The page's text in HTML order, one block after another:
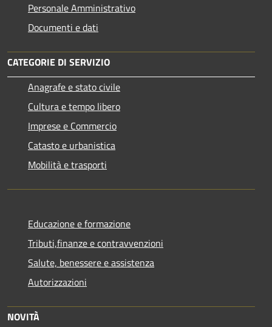
Personale Amministrativo
Documenti e dati
CATEGORIE DI SERVIZIO
Anagrafe e stato civile
Cultura e tempo libero
Imprese e Commercio
Catasto e urbanistica
Mobilità e trasporti
Educazione e formazione
Tributi,finanze e contravvenzioni
Salute, benessere e assistenza
Autorizzazioni
NOVITÀ